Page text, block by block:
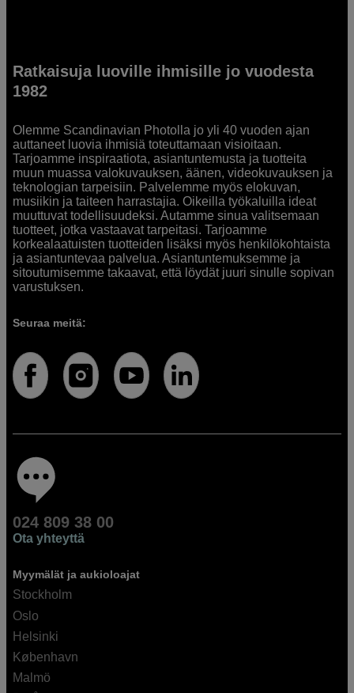
Ratkaisuja luoville ihmisille jo vuodesta
1982
Olemme Scandinavian Photolla jo yli 40 vuoden ajan
auttaneet luovia ihmisiä toteuttamaan visioitaan.
Tarjoamme inspiraatiota, asiantuntemusta ja tuotteita
muun muassa valokuvauksen, äänen, videokuvauksen ja
teknologian tarpeisiin. Palvelemme myös elokuvan,
musiikin ja taiteen harrastajia. Oikeilla työkaluilla ideat
muuttuvat todellisuudeksi. Autamme sinua valitsemaan
tuotteet, jotka vastaavat tarpeitasi. Tarjoamme
korkealaatuisten tuotteiden lisäksi myös henkilökohtaista
ja asiantuntevaa palvelua. Asiantuntemuksemme ja
sitoutumisemme takaavat, että löydät juuri sinulle sopivan
varustuksen.
Seuraa meitä:
024 809 38 00
Ota yhteyttä
Myymälät ja aukioloajat
Stockholm
Oslo
Helsinki
København
Malmö